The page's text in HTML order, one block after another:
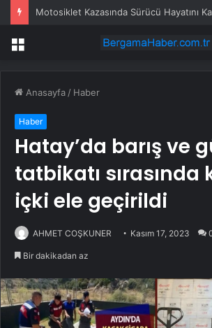
Motosiklet Kazasında Sürücü Hayatını
Menü
Anasayfa / Haber
Haber
Hatay’da barış ve
tatbikatı sırasında
içki ele geçirildi
AHMET COŞKUNER Kasım 17, 2023
Bir dakikadan az